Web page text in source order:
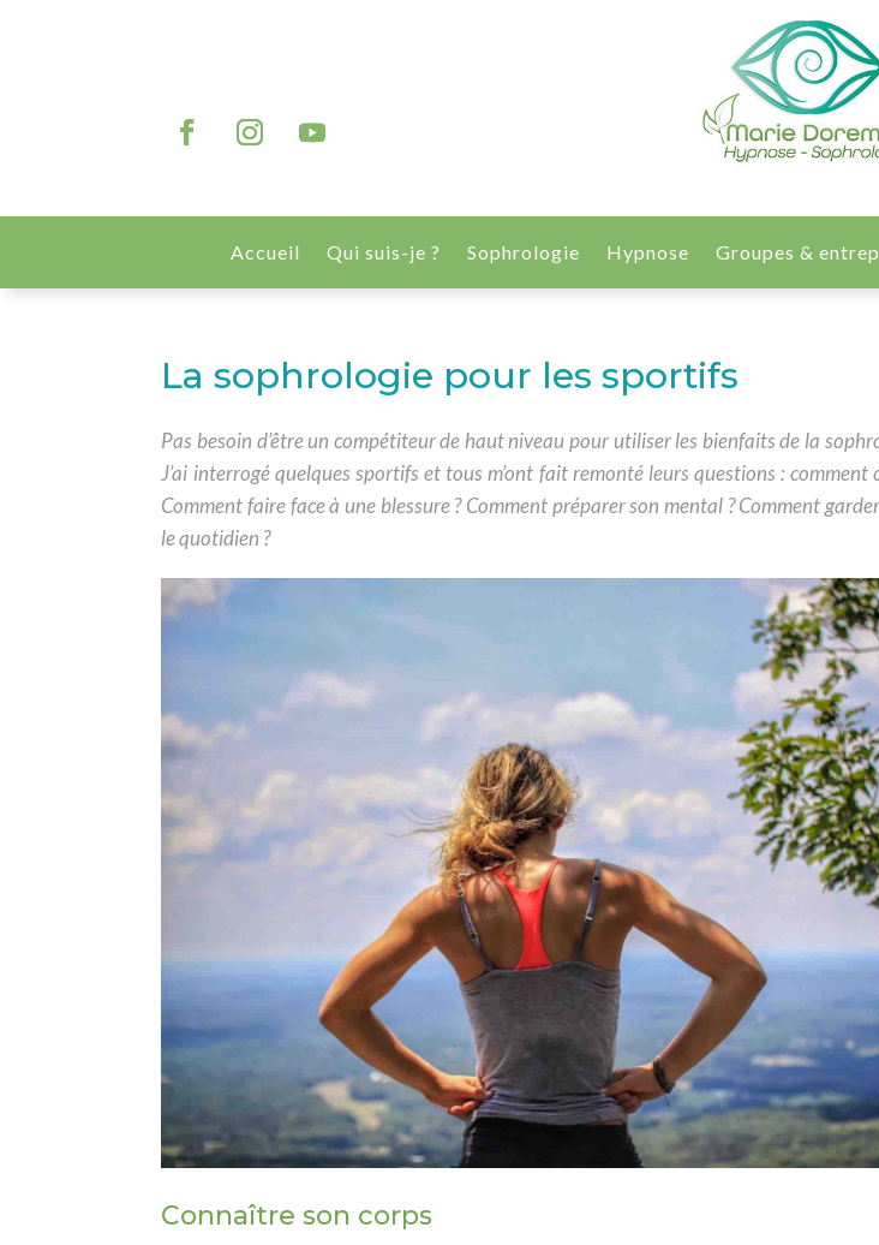
Accueil Qui suis-je ? Sophrologie Hypnose Groupes &
La sophrologie pour les sportifs
Pas besoin d’être un compétiteur de haut niveau pour utiliser les bienfaits de la
J’ai interrogé quelques sportifs et tous m’ont fait remonté leurs questions : comment
Comment faire face à une blessure ? Comment préparer son mental ? Comment
le quotidien ?
Connaître son corps